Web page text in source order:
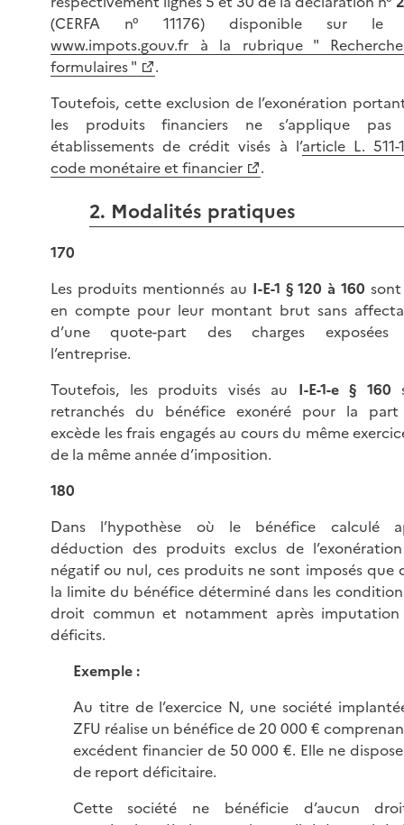
(CERFA n° 11176) disponible sur le
www.impots.gouv.fr à la rubrique "
formulaires "
.
Toutefois, cette exclusion de l’exonération
les produits financiers ne s’applique pas
établissements de crédit visés à l’article L.
code monétaire et financier
.
2. Modalités pratiques
170
Les produits mentionnés au I-E-1 § 120 à 160
en compte pour leur montant brut sans
d’une quote-part des charges exposées
l’entreprise.
Toutefois, les produits visés au I-E-1-e § 160
retranchés du bénéfice exonéré pour la
excède les frais engagés au cours du même
de la même année d’imposition.
180
Dans l’hypothèse où le bénéfice calculé
déduction des produits exclus de
négatif ou nul, ces produits ne sont imposés que
la limite du bénéfice déterminé dans les
droit commun et notamment après imputation
déficits.
Exemple :
Au titre de l’exercice N, une société
ZFU réalise un bénéfice de 20 000 €
excédent financier de 50 000 €. Elle ne
de report déficitaire.
Cette société ne bénéficie d’aucun